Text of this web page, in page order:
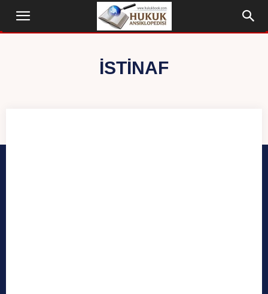
İSTINAF